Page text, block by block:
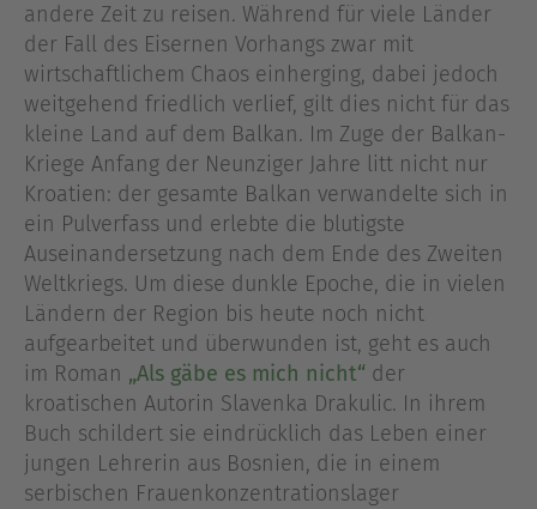
andere Zeit zu reisen. Während für viele Länder
der Fall des Eisernen Vorhangs zwar mit
wirtschaftlichem Chaos einherging, dabei jedoch
weitgehend friedlich verlief, gilt dies nicht für das
kleine Land auf dem Balkan. Im Zuge der Balkan-
Kriege Anfang der Neunziger Jahre litt nicht nur
Kroatien: der gesamte Balkan verwandelte sich in
ein Pulverfass und erlebte die blutigste
Auseinandersetzung nach dem Ende des Zweiten
Weltkriegs. Um diese dunkle Epoche, die in vielen
Ländern der Region bis heute noch nicht
aufgearbeitet und überwunden ist, geht es auch
im Roman „Als gäbe es mich nicht“ der
kroatischen Autorin Slavenka Drakulic. In ihrem
Buch schildert sie eindrücklich das Leben einer
jungen Lehrerin aus Bosnien, die in einem
serbischen Frauenkonzentrationslager